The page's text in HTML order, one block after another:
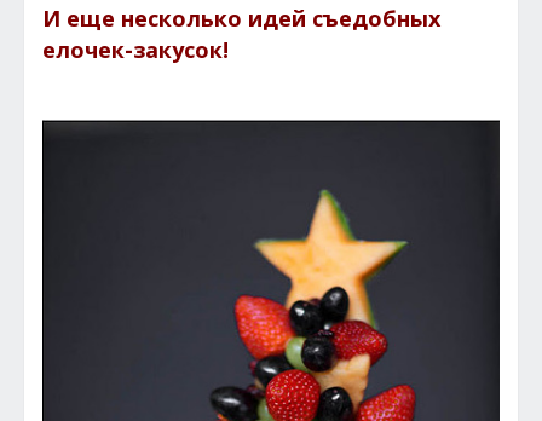
И еще несколько идей съедобных
елочек-закусок!